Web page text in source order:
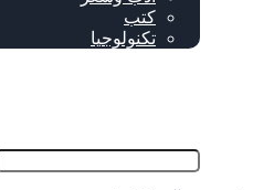
كتب
تكنولوجيا